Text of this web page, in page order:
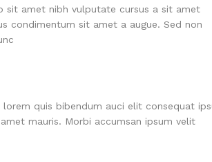
sit amet nibh vulputate cursus a sit amet
condimentum sit amet a augue. Sed non
quis bibendum auci elit consequat
mauris. Morbi accumsan ipsum velit